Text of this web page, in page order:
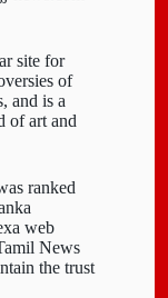
site for
of
and is a
of art and
ranked
web
News
the trust